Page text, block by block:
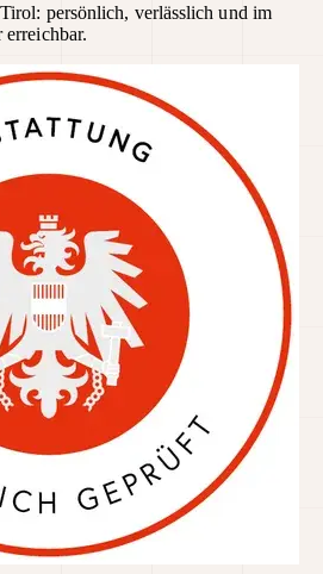
persönlich, verlässlich und im